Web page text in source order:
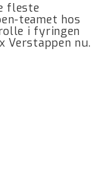
fleste
teamet hos
i fyringen
Verstappen nu.